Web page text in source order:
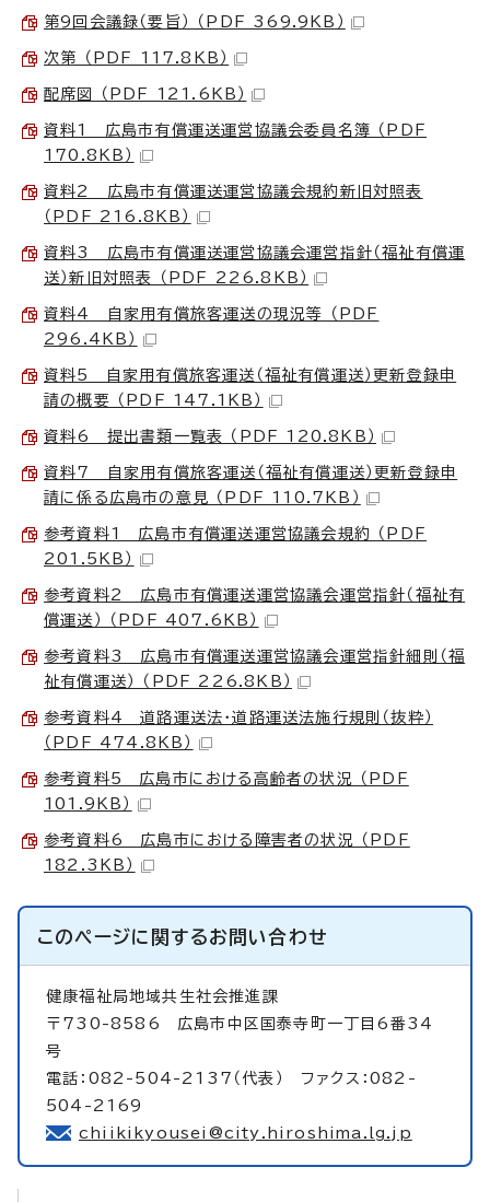
第9回会議録（要旨） （PDF 369.9KB）
次第 （PDF 117.8KB）
配席図 （PDF 121.6KB）
資料1 広島市有償運送運営協議会委員名簿 （PDF
170.8KB）
資料2 広島市有償運送運営協議会規約新旧対照表
（PDF 216.8KB）
資料3 広島市有償運送運営協議会運営指針（福祉有償運
送）新旧対照表 （PDF 226.8KB）
資料4 自家用有償旅客運送の現況等 （PDF
296.4KB）
資料5 自家用有償旅客運送（福祉有償運送）更新登録申
請の概要 （PDF 147.1KB）
資料6 提出書類一覧表 （PDF 120.8KB）
資料7 自家用有償旅客運送（福祉有償運送）更新登録申
請に係る広島市の意見 （PDF 110.7KB）
参考資料1 広島市有償運送運営協議会規約 （PDF
201.5KB）
参考資料2 広島市有償運送運営協議会運営指針（福祉有
償運送） （PDF 407.6KB）
参考資料3 広島市有償運送運営協議会運営指針細則（福
祉有償運送） （PDF 226.8KB）
参考資料4 道路運送法・道路運送法施行規則（抜粋）
（PDF 474.8KB）
参考資料5 広島市における高齢者の状況 （PDF
101.9KB）
参考資料6 広島市における障害者の状況 （PDF
182.3KB）
このページに関するお問い合わせ
健康福祉局地域共生社会推進課
〒730-8586 広島市中区国泰寺町一丁目6番34
号
電話：082-504-2137（代表） ファクス：082-
504-2169
chiikikyousei@city.hiroshima.lg.jp